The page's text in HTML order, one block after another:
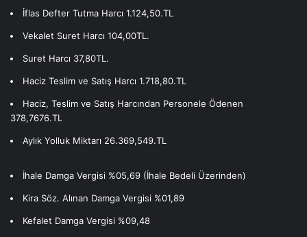
İflas Defter Tutma Harcı 1.124,50.TL
Vekalet Suret Harcı 104,00TL.
Suret Harcı 37,80TL.
Haciz Teslim ve Satış Harcı 1.718,80.TL
Haciz, Teslim ve Satış Harcından Personele Ödenen
378,7676.TL
Aylık Yolluk Miktarı 26.369,549.TL
İhale Damga Vergisi %05,69 (İhale Bedeli Üzerinden)
Kira Söz. Alınan Damga Vergisi %01,89
Kefalet Damga Vergisi %09,48